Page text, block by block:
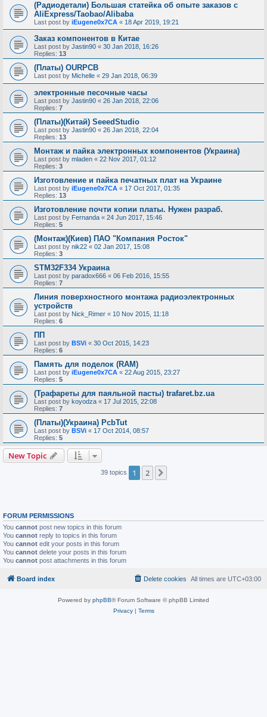
(Радиодетали) Большая статейка об опыте заказов с
AliExpress/Taobao/Alibaba
Last post by iEugene0x7CA « 18 Apr 2019, 19:21
Заказ компонентов в Китае
Last post by Jastin90 « 30 Jan 2018, 16:26
Replies: 13
(Платы) OURPCB
Last post by Michelle « 29 Jan 2018, 06:39
электронные песочные часы
Last post by Jastin90 « 26 Jan 2018, 22:06
Replies: 7
(Платы)(Китай) SeeedStudio
Last post by Jastin90 « 26 Jan 2018, 22:04
Replies: 13
Монтаж и пайка электронных компонентов (Украина)
Last post by mladen « 22 Nov 2017, 01:12
Replies: 3
Изготовление и пайка печатных плат на Украине
Last post by iEugene0x7CA « 17 Oct 2017, 01:35
Replies: 13
Изготовление почти копии платы. Нужен разраб.
Last post by Fernanda « 24 Jun 2017, 15:46
Replies: 5
(Монтаж)(Киев) ПАО "Компания Росток"
Last post by nik22 « 02 Jan 2017, 15:08
Replies: 3
STM32F334 Украина
Last post by paradox666 « 06 Feb 2016, 15:55
Replies: 7
Линия поверхностного монтажа радиоэлектронных
устройств
Last post by Nick_Rimer « 10 Nov 2015, 11:18
Replies: 6
ПП
Last post by BSVi « 30 Oct 2015, 14:23
Replies: 6
Память для поделок (RAM)
Last post by iEugene0x7CA « 22 Aug 2015, 23:27
Replies: 5
(Трафареты для паяльной пасты) trafaret.bz.ua
Last post by koyodza « 17 Jul 2015, 22:08
Replies: 7
(Платы)(Украина) PcbTut
Last post by BSVi « 17 Oct 2014, 08:57
Replies: 5
New Topic
39 topics 1 2
FORUM PERMISSIONS
You cannot post new topics in this forum
You cannot reply to topics in this forum
You cannot edit your posts in this forum
You cannot delete your posts in this forum
You cannot post attachments in this forum
Board index All times are UTC+03:00
Delete cookies
Powered by phpBB® Forum Software © phpBB Limited
Privacy| Terms